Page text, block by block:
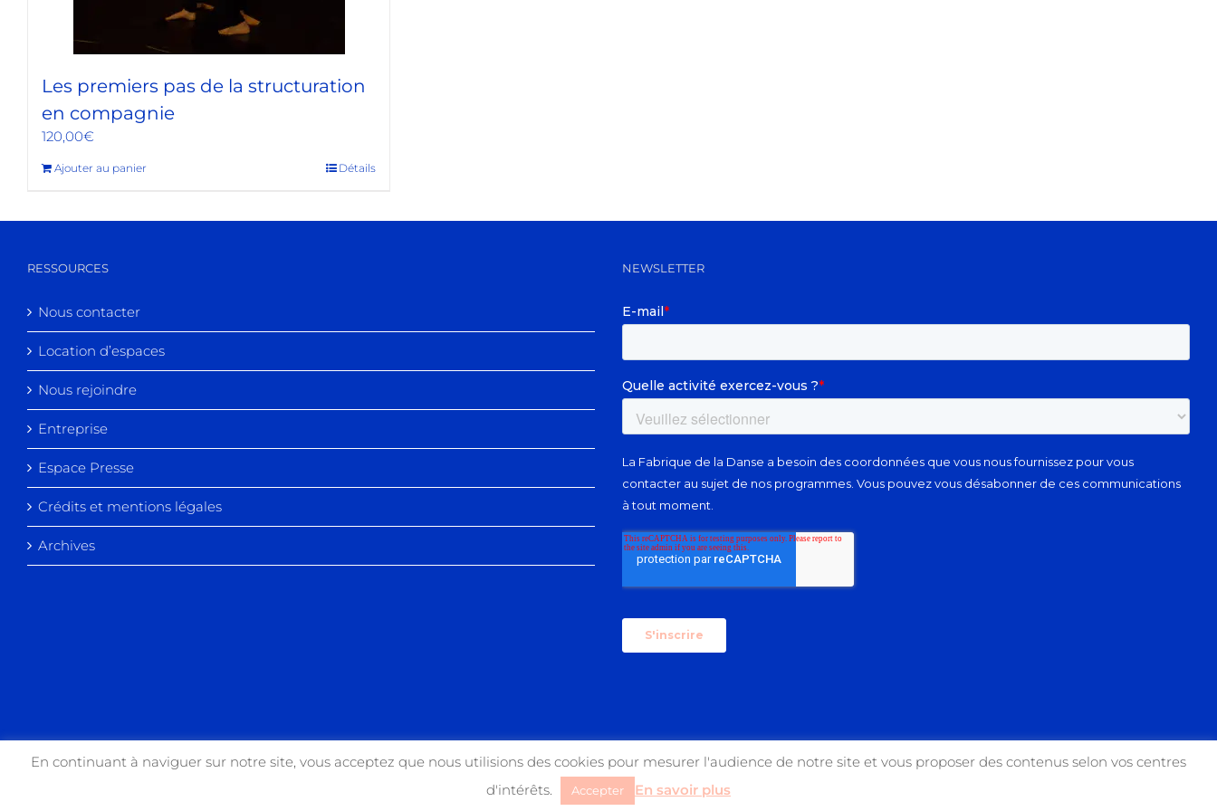
Les premiers pas de la structuration
en compagnie
120,00€
Ajouter au panier Détails
RESSOURCES
Nous contacter
Location d’espaces
Nous rejoindre
Entreprise
Espace Presse
Crédits et mentions légales
Archives
NEWSLETTER
En continuant à naviguer sur notre site, vous acceptez que nous utilisions des cookies pour mesurer l'audience de notre site et vous proposer des contenus selon vos centres
d'intérêts.
Accepter En savoir plus